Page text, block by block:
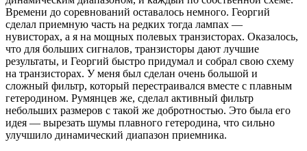
Времени до соревнований оставалось немного. Георгий
сделал приемную часть на редких тогда лампах —
нувисторах, а я на мощных полевых транзисторах. Оказалось,
что для больших сигналов, транзисторы дают лучшие
результаты, и Георгий быстро придумал и собрал свою схему
на транзисторах. У меня был сделан очень большой и
сложный фильтр, который перестраивался вместе с плавным
гетеродином. Румянцев же, сделал активный фильтр
небольших размеров с такой же добротностью. Это была его
идея — вырезать шумы плавного гетеродина, что сильно
улучшило динамический диапазон приемника.